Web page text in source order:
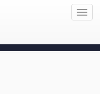
Toggle